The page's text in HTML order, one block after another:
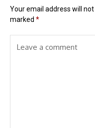
Your email address will not
marked *